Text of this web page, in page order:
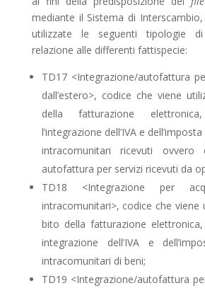
mediante il Sistema di
utilizzate le seguenti tipologie
relazione alle differenti fattispecie:
TD17 <Integrazione/autofattura
dall’estero>, codice che viene
della fatturazione
l’integrazione dell’IVA e
intracomunitari ricevuti
autofattura per servizi ricevuti da
TD18 <Integrazione per
intracomunitari>, codice che viene
bito della fatturazione
integrazione dell’IVA e
intracomunitari di beni;
TD19 <Integrazione/autofattura